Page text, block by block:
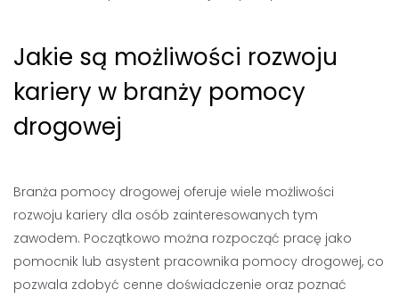
Jakie są możliwości rozwoju
kariery w branży pomocy
drogowej
Branża pomocy drogowej oferuje wiele możliwości
rozwoju kariery dla osób zainteresowanych tym
zawodem. Początkowo można rozpocząć pracę jako
pomocnik lub asystent pracownika pomocy drogowej, co
pozwala zdobyć cenne doświadczenie oraz poznać